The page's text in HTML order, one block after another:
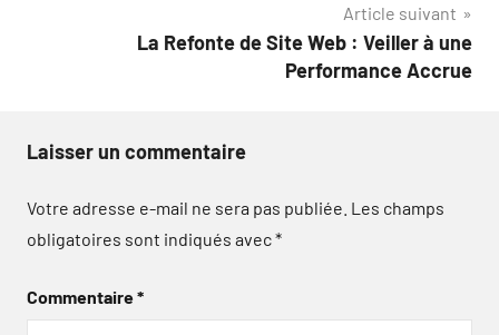
Article suivant
La Refonte de Site Web : Veiller à une
Performance Accrue
Laisser un commentaire
Votre adresse e-mail ne sera pas publiée. Les champs
obligatoires sont indiqués avec*
Commentaire*